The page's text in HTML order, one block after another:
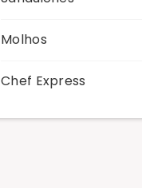
Molhos
Chef Express